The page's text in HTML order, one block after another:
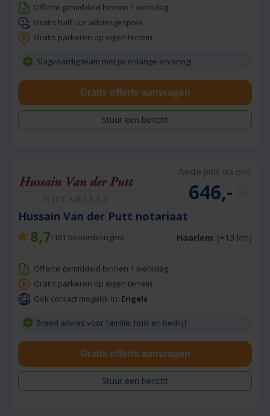
Offerte gemiddeld binnen 1 werkdag
Gratis half uur adviesgesprek
Gratis parkeren op eigen terrein
Slagvaardig team met jarenlange ervaring!
Gratis offerte aanvragen
Stuur een bericht
Beste prijs via ons:
646,-
Hussain Van der Putt notariaat
8,7(161 beoordelingen) Haarlem (+13 km)
Offerte gemiddeld binnen 1 werkdag
Gratis parkeren op eigen terrein
Ook contact mogelijk in: Engels
Breed advies voor familie, huis en bedrijf
Gratis offerte aanvragen
Stuur een bericht